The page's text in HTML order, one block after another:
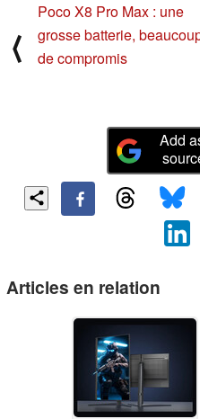
⟨
Poco X8 Pro Max : une
grosse batterie,
de compromis
Add
Articles en relation